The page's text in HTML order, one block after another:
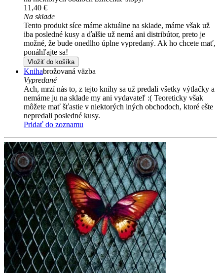
11,40 €
Na sklade
Tento produkt síce máme aktuálne na sklade, máme však už
iba posledné kusy a ďalšie už nemá ani distribútor, preto je
možné, že bude onedlho úplne vypredaný. Ak ho chcete mať,
ponáhľajte sa!
Vložiť do košíka
Knihabrožovaná väzba
Vypredané
Ach, mrzí nás to, z tejto knihy sa už predali všetky výtlačky a
nemáme ju na sklade my ani vydavateľ :( Teoreticky však
môžete mať šťastie v niektorých iných obchodoch, ktoré ešte
nepredali posledné kusy.
Pridať do zoznamu